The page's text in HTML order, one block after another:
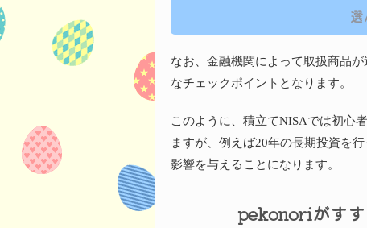
選
なお、金融機関によって取扱商品
なチェックポイントとなります。
このように、積立てNISAでは初心
ますが、例えば20年の長期投資を
影響を与えることになります。
pekonoriがすす